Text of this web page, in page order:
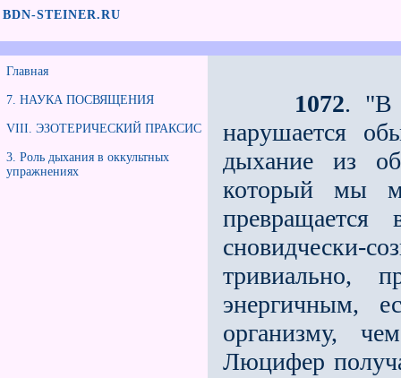
BDN-STEINER.RU
Главная
7. НАУКА ПОСВЯЩЕНИЯ
VIII. ЭЗОТЕРИЧЕСКИЙ ПРАКСИС
3. Роль дыхания в оккультных
упражнениях
1072. "В
нарушается
дыхание из
который мы
сновидчески-
тривиально,
энергичным,
организму,
Люцифер